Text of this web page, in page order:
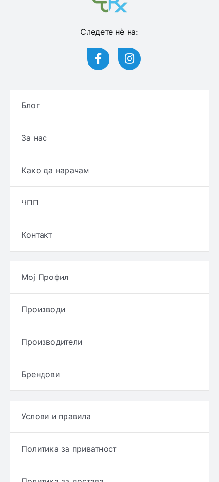
Следете нѐ на:
Блог
За нас
Како да нарачам
ЧПП
Контакт
Мој Профил
Производи
Производители
Брендови
Услови и правила
Политика за приватност